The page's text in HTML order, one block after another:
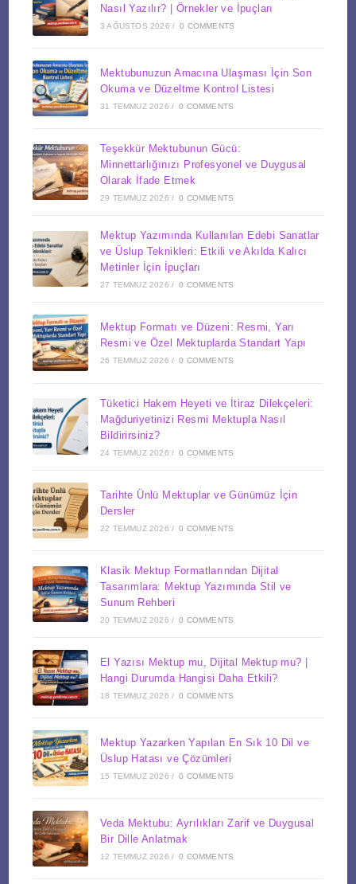
Nasıl Yazılır? | Örnekler ve İpuçları
3 AĞUSTOS 2026 / 0 COMMENTS
Mektubunuzun Amacına Ulaşması İçin Son
Okuma ve Düzeltme Kontrol Listesi
31 TEMMUZ 2026 / 0 COMMENTS
Teşekkür Mektubunun Gücü:
Minnettarlığınızı Profesyonel ve Duygusal
Olarak İfade Etmek
29 TEMMUZ 2026 / 0 COMMENTS
Mektup Yazımında Kullanılan Edebi Sanatlar
ve Üslup Teknikleri: Etkili ve Akılda Kalıcı
Metinler İçin İpuçları
27 TEMMUZ 2026 / 0 COMMENTS
Mektup Formatı ve Düzeni: Resmi, Yarı
Resmi ve Özel Mektuplarda Standart Yapı
26 TEMMUZ 2026 / 0 COMMENTS
Tüketici Hakem Heyeti ve İtiraz Dilekçeleri:
Mağduriyetinizi Resmi Mektupla Nasıl
Bildirirsiniz?
24 TEMMUZ 2026 / 0 COMMENTS
Tarihte Ünlü Mektuplar ve Günümüz İçin
Dersler
22 TEMMUZ 2026 / 0 COMMENTS
Klasik Mektup Formatlarından Dijital
Tasarımlara: Mektup Yazımında Stil ve
Sunum Rehberi
20 TEMMUZ 2026 / 0 COMMENTS
El Yazısı Mektup mu, Dijital Mektup mu? |
Hangi Durumda Hangisi Daha Etkili?
18 TEMMUZ 2026 / 0 COMMENTS
Mektup Yazarken Yapılan En Sık 10 Dil ve
Üslup Hatası ve Çözümleri
15 TEMMUZ 2026 / 0 COMMENTS
Veda Mektubu: Ayrılıkları Zarif ve Duygusal
Bir Dille Anlatmak
12 TEMMUZ 2026 / 0 COMMENTS